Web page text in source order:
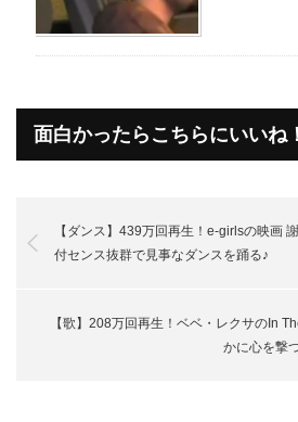
面白かったらこちらにいいね
【ダンス】439万回再生！e-girlsの映画
付センス抜群で見事なダンスを踊る♪
【歌】208万回再生！ベベ・レクサのIn
かに心を撃